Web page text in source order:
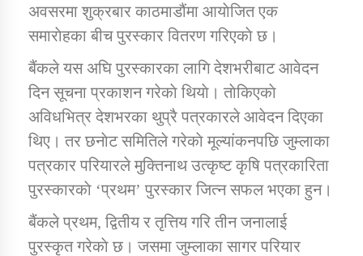
सामाजिक बिकास कार्यालय जुम्लाकाे सुचना
कार्यक्रम कार्यान्वयन एकाई जुम्लाको सुचना
अवसरमा शुक्रबार काठमाडौंमा आयाेजित एक
समाराेहका बीच पुरस्कार वितरण गरिएकाे छ।
बैंकले यस अघि पुरस्कारका लागि देशभरीबाट आवेदन
दिन सूचना प्रकाशन गरेकाे थियाे। ताेकिएकाे
अविधभित्र देशभरका थुप्रै पत्रकारले आवेदन दिएका
थिए। तर छनाेट समितिले गरेकाे मूल्यांकनपछि जुम्लाका
पत्रकार परियारले मुक्तिनाथ उत्कृष्ट कृषि पत्रकारिता
पुरस्कारकाे ‘प्रथम’ पुरस्कार जित्न सफल भएका हुन।
बैंकले प्रथम, द्वितीय र तृत्तिय गरि तीन जनालाई
पुरस्कृत गरेकाे छ। जसमा जुम्लाका सागर परियार